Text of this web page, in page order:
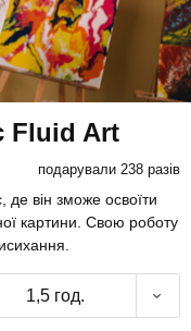
Fluid Art
подарували 238 разів
де він зможе освоїти
картини. Свою роботу
1,5 год.